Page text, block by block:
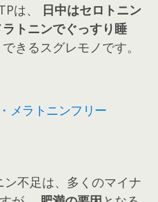
は、 日中はセロトニン
トニンでぐっすり睡
きるスグレモノです。
メラトニンフリー
ン不足は、多くのマイナ